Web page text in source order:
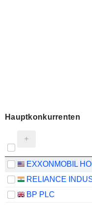
Hauptkonkurrenten
BP PLC